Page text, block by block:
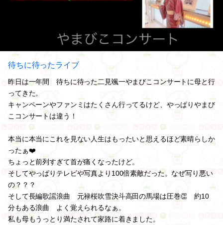
待ちに待ったライブ
昨日は一年間 待ちに待った二見颯一やまびこコンサートに母と行
ってきた。
キャンペーンやファンミはたくさん行ってるけど、やっぱりやまび
こコンサートは違う！
本当に本当にこれを見ない人生はもったいと思えるほど素晴らしか
ったぁ❤️
ちょっと前列すぎて首が痛くなったけど。
そしてやっぱりテレビや写真より100倍素敵だった。なぜ写り悪い
の？？？
そして長編歌謡浪曲 元禄桜吹雪決斗高田の馬場は圧巻👏 約10
分もある浪曲 よく覚えられるなぁ。
私も母もうっとり満たされて家路に着きました。